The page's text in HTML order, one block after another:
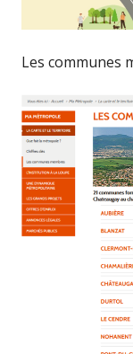
Les communes